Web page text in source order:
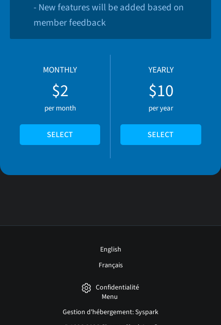
- New features will be added based on
member feedback
MONTHLY
$2
per month
SELECT
YEARLY
$10
per year
SELECT
English
Français
Confidentialité
Menu
Gestion d'hébergement: Syspark